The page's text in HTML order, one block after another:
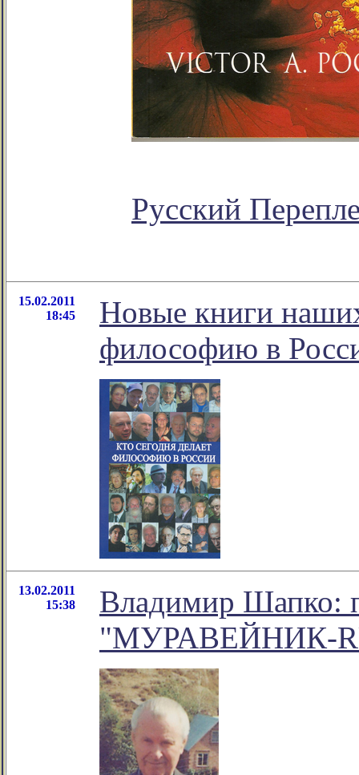
Русский
15.02.2011
18:45
Новые книги
философию в
13.02.2011
15:38
Владимир Шапко:
"МУРАВЕЙНИК-